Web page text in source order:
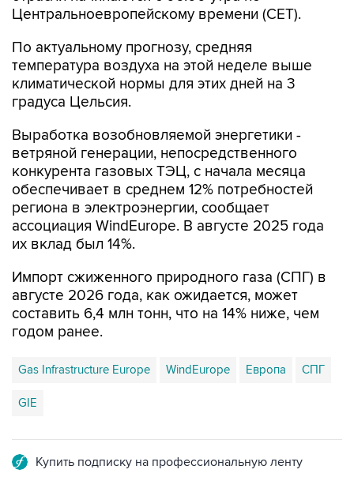
Центральноевропейскому времени (CET).
По актуальному прогнозу, средняя
температура воздуха на этой неделе выше
климатической нормы для этих дней на 3
градуса Цельсия.
Выработка возобновляемой энергетики -
ветряной генерации, непосредственного
конкурента газовых ТЭЦ, с начала месяца
обеспечивает в среднем 12% потребностей
региона в электроэнергии, сообщает
ассоциация WindEurope. В августе 2025 года
их вклад был 14%.
Импорт сжиженного природного газа (СПГ) в
августе 2026 года, как ожидается, может
составить 6,4 млн тонн, что на 14% ниже, чем
годом ранее.
Gas Infrastructure Europe WindEurope Европа СПГ
GIE
Купить подписку на профессиональную ленту